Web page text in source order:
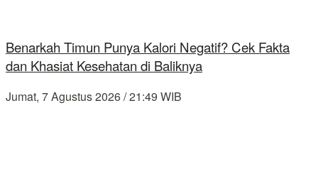
Benarkah Timun Punya Kalori Negatif? Cek Fakta
dan Khasiat Kesehatan di Baliknya
Jumat, 7 Agustus 2026 / 21:49 WIB